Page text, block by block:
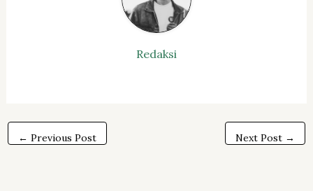
Redaksi
← Previous Post Next Post →